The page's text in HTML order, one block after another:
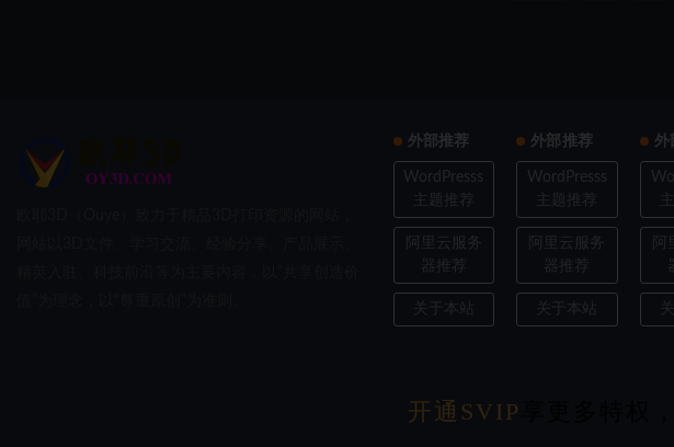
外部推荐
WordPresss
主题推荐
阿里云服务
器推荐
关于本站
外部推荐
WordPresss
主题推荐
阿里云服务
器推荐
关于本站
外
Copyright © 2022
开通SVIP